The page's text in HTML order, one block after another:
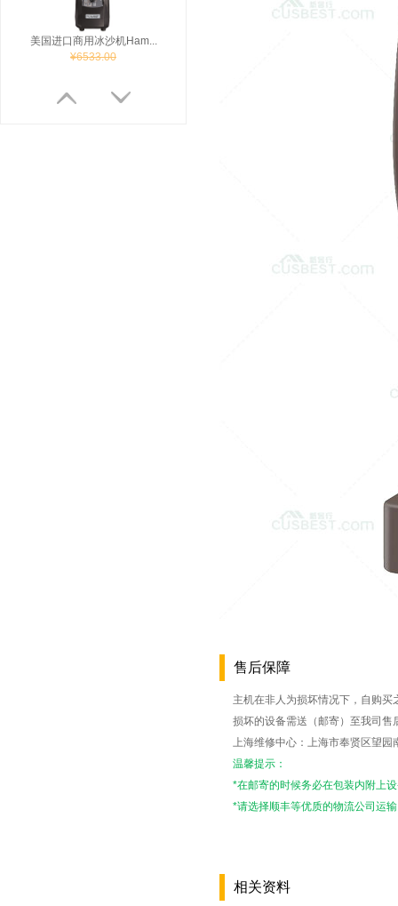
美国进口商用冰沙机Ham...
¥6533.00
售后保障
主机在非人为损坏情况下，自购买
损坏的设备需送（邮寄）至我司售
上海维修中心：上海市奉贤区望
温馨提示：
*在邮寄的时候务必在包装内附上
*请选择顺丰等优质的物流公司运
相关资料